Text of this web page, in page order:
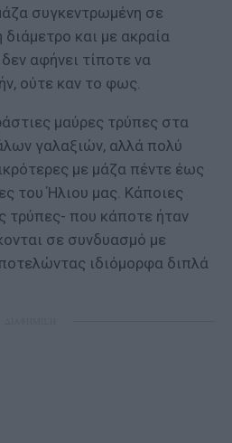
συγκεντρωμένη σε
και με ακραία
αφήνει τίποτε να
ούτε καν το φως.
μαύρες τρύπες στα
γαλαξιών, αλλά πολύ
με μάζα πέντε έως
του Ήλιου μας. Κάποιες
τρύπες- που κάποτε ήταν
σε συνδυασμό με
ιδιόμορφα διπλά